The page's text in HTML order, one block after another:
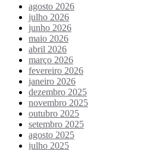
agosto 2026
julho 2026
junho 2026
maio 2026
abril 2026
março 2026
fevereiro 2026
janeiro 2026
dezembro 2025
novembro 2025
outubro 2025
setembro 2025
agosto 2025
julho 2025